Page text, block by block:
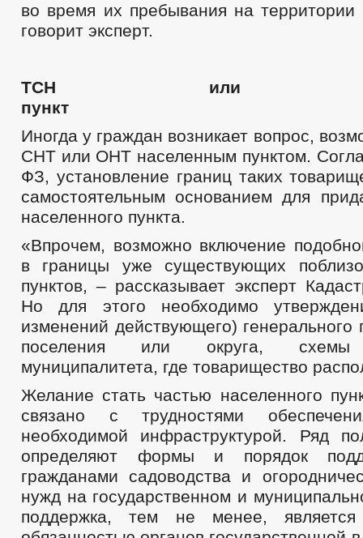
во время их пребывания на территории
говорит эксперт.
ТСН или
Иногда у граждан возникает вопрос,
СНТ или ОНТ населенным пунктом.
ФЗ, установление границ таких
самостоятельным основанием для
населенного пункта.
«Впрочем, возможно включение
в границы уже существующих
пунктов, – рассказывает эксперт
Но для этого необходимо
изменений действующего) генерального
поселения или округа, схемы
муниципалитета, где товарищество
Желание стать частью населенного
связано с трудностями
необходимой инфраструктурой. Ряд
определяют формы и порядок
гражданами садоводства и
нужд на государственном и
поддержка, тем не менее,